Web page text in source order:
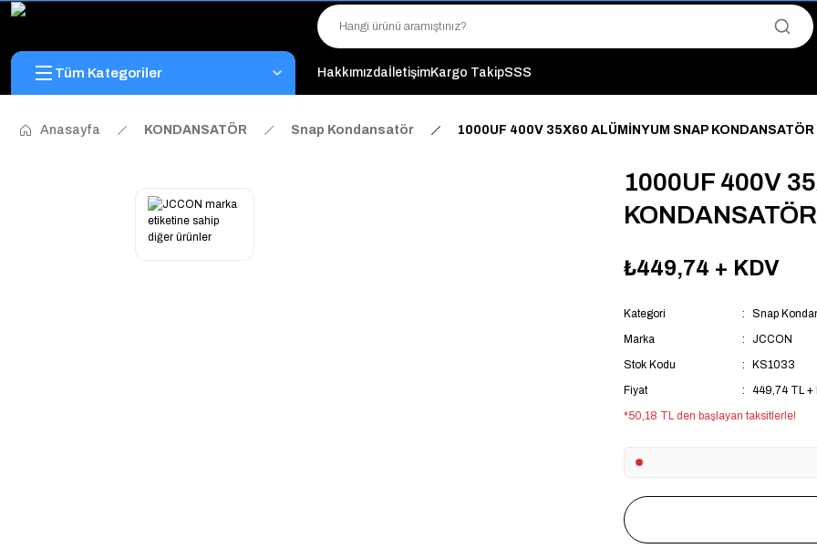
"Saat 14:00'a Kadar Verilen Siparişlerde Aynı Gün Kargo Avantajı!
"Binlerce Ürün Çeşitliliği ile Stoktan Hemen Teslim."
"Toptan Fiyatına Perakende Satış Avantajını Kaçırmayın!"
"Üyelere Özel: Stok Önceliği ve Proje Fiyatları."
Tüm Kategoriler HakkımızdaİletişimKargo TakipSSS
Anasayfa KONDANSATÖR Snap Kondansatör 1000UF 400V 35X60 ALÜMİNYUM SNAP KONDANSATÖR
1000UF 400V
KONDANSATÖR
₺449,74 + KDV
Kategori
Snap
Marka
JCCON
Stok Kodu
KS1033
Fiyat
449,74 TL +
*50,18 TL den başlayan taksitlerle!